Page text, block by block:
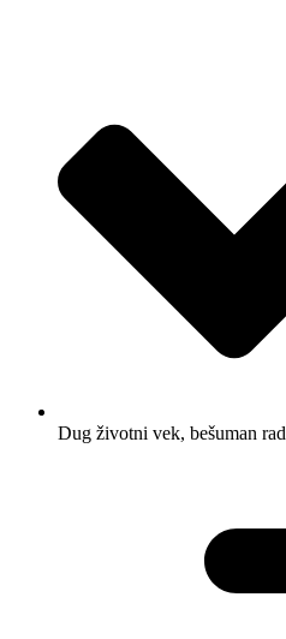
Dug životni vek, bešuman rad